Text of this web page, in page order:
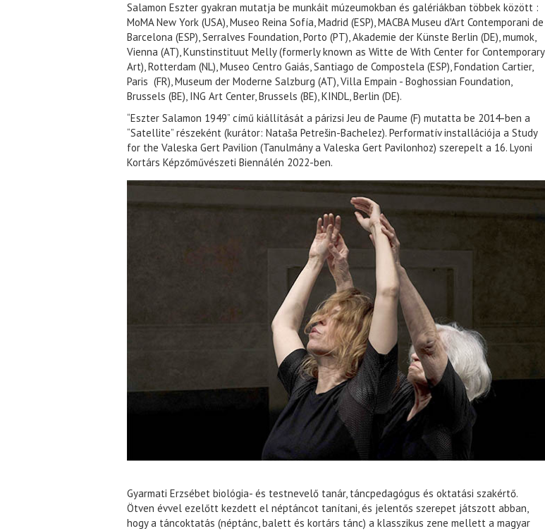
Salamon Eszter gyakran mutatja be munkáit múzeumokban és galériákban többek között :
MoMA New York (USA), Museo Reina Sofía, Madrid (ESP), MACBA Museu d'Art Contemporani de
Barcelona (ESP), Serralves Foundation, Porto (PT), Akademie der Künste Berlin (DE), mumok,
Vienna (AT), Kunstinstituut Melly (formerly known as Witte de With Center for Contemporary
Art), Rotterdam (NL), Museo Centro Gaiás, Santiago de Compostela (ESP), Fondation Cartier,
Paris (FR), Museum der Moderne Salzburg (AT), Villa Empain - Boghossian Foundation,
Brussels (BE), ING Art Center, Brussels (BE), KINDL, Berlin (DE).
“Eszter Salamon 1949” című kiállítását a párizsi Jeu de Paume (F) mutatta be 2014-ben a
“Satellite” részeként (kurátor: Nataša Petrešin-Bachelez). Performatív installációja a Study
for the Valeska Gert Pavilion (Tanulmány a Valeska Gert Pavilonhoz) szerepelt a 16. Lyoni
Kortárs Képzőművészeti Biennálén 2022-ben.
Gyarmati Erzsébet biológia- és testnevelő tanár, táncpedagógus és oktatási szakértő.
Ötven évvel ezelőtt kezdett el néptáncot tanítani, és jelentős szerepet játszott abban,
hogy a táncoktatás (néptánc, balett és kortárs tánc) a klasszikus zene mellett a magyar